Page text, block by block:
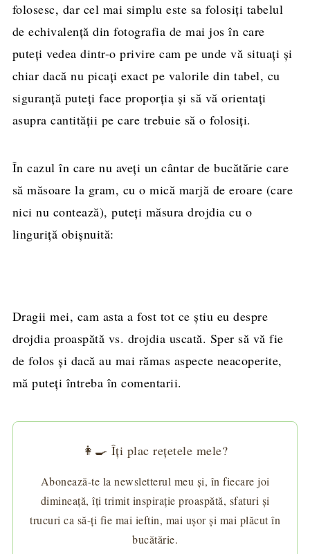
folosesc, dar cel mai simplu este sa folosiți tabelul
de echivalență din fotografia de mai jos în care
puteți vedea dintr-o privire cam pe unde vă situați și
chiar dacă nu picați exact pe valorile din tabel, cu
siguranță puteți face proporția și să vă orientați
asupra cantității pe care trebuie să o folosiți.
În cazul în care nu aveți un cântar de bucătărie care
să măsoare la gram, cu o mică marjă de eroare (care
nici nu contează), puteți măsura drojdia cu o
linguriță obișnuită:
Dragii mei, cam asta a fost tot ce știu eu despre
drojdia proaspătă vs. drojdia uscată. Sper să vă fie
de folos și dacă au mai rămas aspecte neacoperite,
mă puteți întreba în comentarii.
👩‍🍳 Îți plac rețetele mele?
Abonează-te la newsletterul meu și, în fiecare joi
dimineață, îți trimit inspirație proaspătă, sfaturi și
trucuri ca să-ți fie mai ieftin, mai ușor și mai plăcut în
bucătărie.